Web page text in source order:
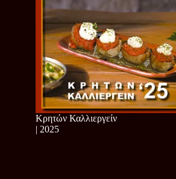
Κρητών Καλλιεργείν
| 2025